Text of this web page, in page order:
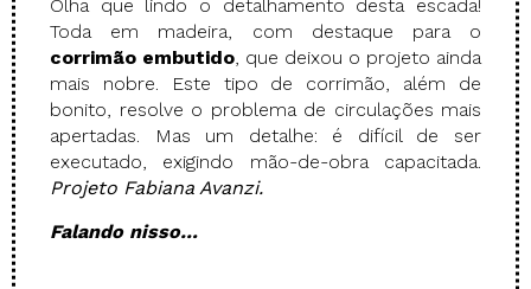
Olha que lindo o detalhamento desta escada!
Toda em madeira, com destaque para o
corrimão embutido, que deixou o projeto ainda
mais nobre. Este tipo de corrimão, além de
bonito, resolve o problema de circulações mais
apertadas. Mas um detalhe: é difícil de ser
executado, exigindo mão-de-obra capacitada.
Projeto Fabiana Avanzi.
Falando nisso…